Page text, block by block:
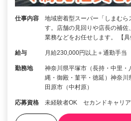
仕事内容
地域密着型スーパー「しまむ
す。店舗の見回りや店長の補
業務などをお任せします。 【
給与 月給230,000円以上＋通勤手当
勤務地
神奈川県平塚市（長持・中里・
縄・御殿・菫平・徳延）神奈
田原市（中村原）
応募資格 未経験者OK セカンドキャリア